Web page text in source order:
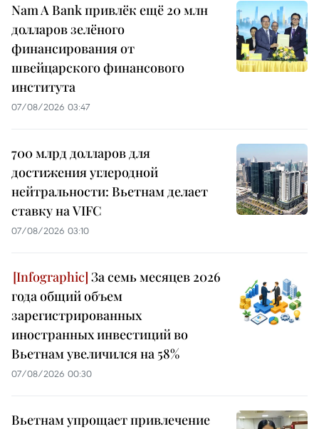
Nam A Bank привлёк ещё 20 млн
долларов зелёного
финансирования от
швейцарского финансового
института
07/08/2026 03:47
700 млрд долларов для
достижения углеродной
нейтральности: Вьетнам делает
ставку на VIFC
07/08/2026 03:10
За семь месяцев 2026
года общий объем
зарегистрированных
иностранных инвестиций во
Вьетнам увеличился на 58%
07/08/2026 00:30
Вьетнам упрощает привлечение